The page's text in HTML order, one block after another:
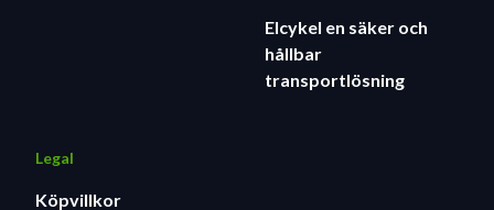
Elcykel en säker och
hållbar
transportlösning
Legal
Köpvillkor